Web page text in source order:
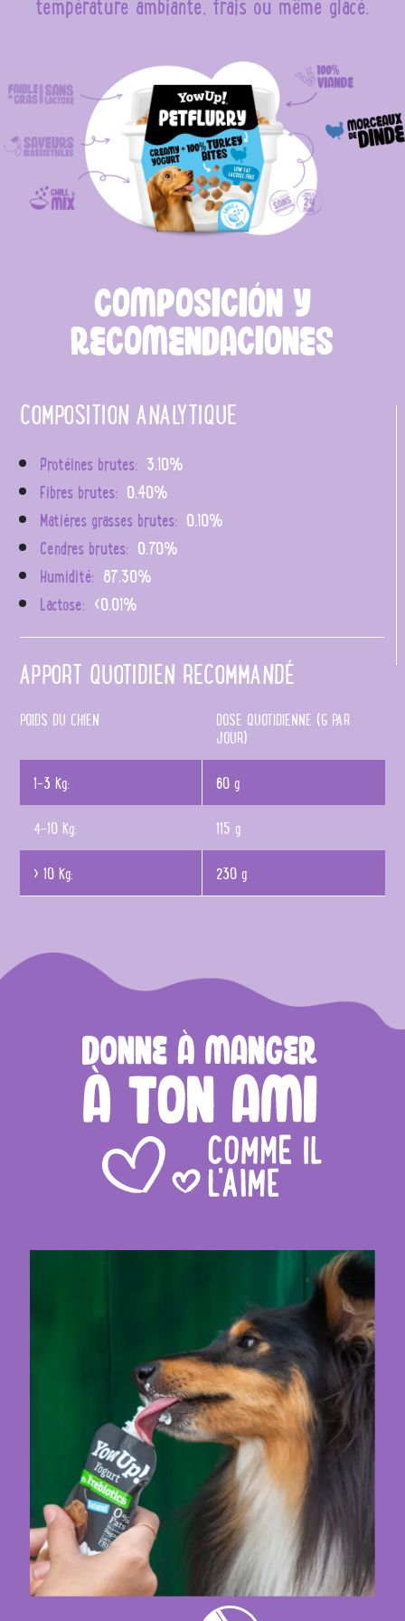
COMPOSICIÓN Y
RECOMENDACIONES
COMPOSITION ANALYTIQUE
Protéines brutes: 3.10%
Fibres brutes: 0.40%
Matières grasses brutes: 0.10%
Cendres brutes: 0.70%
Humidité: 87.30%
Lactose: <0.01%
APPORT QUOTIDIEN RECOMMANDÉ
POIDS DU CHIEN DOSE QUOTIDIENNE (G PAR
JOUR)
1-3 Kg:
60 g
4-10 Kg:
115 g
> 10 Kg:
230 g